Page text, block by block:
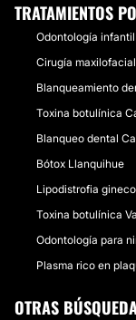
TRATAMIENTOS
Odontología
Cirugía
Blanqueamiento
Toxina botulínica
Blanqueo dental
Bótox Llanquihue
Lipodistrofia
Toxina botulínica
Odontología para
Plasma rico en
OTRAS